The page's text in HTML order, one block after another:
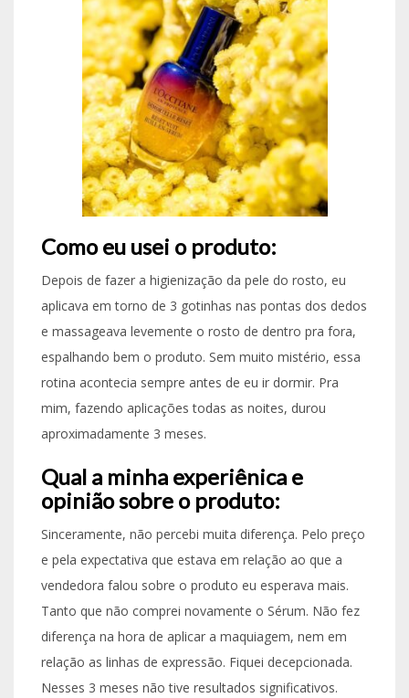
Como eu usei o produto:
Depois de fazer a higienização da pele do rosto, eu
aplicava em torno de 3 gotinhas nas pontas dos dedos
e massageava levemente o rosto de dentro pra fora,
espalhando bem o produto. Sem muito mistério, essa
rotina acontecia sempre antes de eu ir dormir. Pra
mim, fazendo aplicações todas as noites, durou
aproximadamente 3 meses.
Qual a minha experiênica e
opinião sobre o produto:
Sinceramente, não percebi muita diferença. Pelo preço
e pela expectativa que estava em relação ao que a
vendedora falou sobre o produto eu esperava mais.
Tanto que não comprei novamente o Sérum. Não fez
diferença na hora de aplicar a maquiagem, nem em
relação as linhas de expressão. Fiquei decepcionada.
Nesses 3 meses não tive resultados significativos.